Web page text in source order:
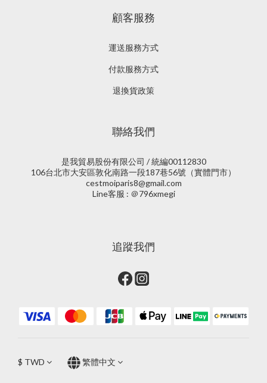
顧客服務
運送服務方式
付款服務方式
退換貨政策
聯絡我們
是我貿易股份有限公司 / 統編00112830
106台北市大安區敦化南路一段187巷56號（實體門市）
cestmoiparis8@gmail.com
Line客服 : ＠796xmegi
追蹤我們
$ TWD 繁體中文